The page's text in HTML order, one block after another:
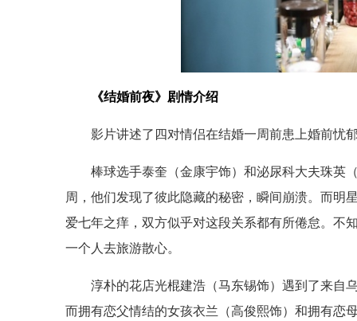
《结婚前夜》剧情介绍
影片讲述了四对情侣在结婚一周前患上婚前忧
棒球选手泰奎（金康宇饰）和泌尿科大夫珠英
周，他们发现了彼此隐藏的秘密，瞬间崩溃。而明
爱七年之痒，双方似乎对这段关系都有所倦怠。不
一个人去旅游散心。
淳朴的花店光棍建浩（马东锡饰）遇到了来自
而拥有恋父情结的女孩衣兰（高俊熙饰）和拥有恋